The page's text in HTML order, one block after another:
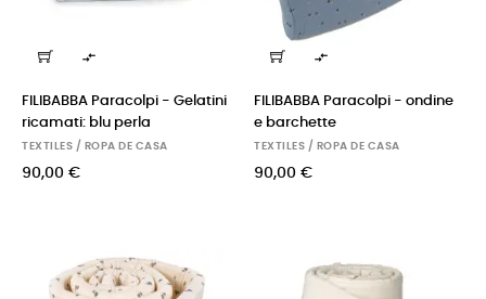

FILIBABBA Paracolpi - Gelatini
ricamati: blu perla
TEXTILES / ROPA DE CASA
90,00 €

FILIBABBA Paracolpi - ondine
e barchette
TEXTILES / ROPA DE CASA
90,00 €